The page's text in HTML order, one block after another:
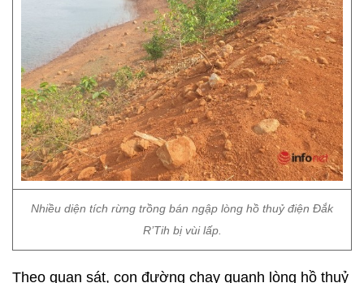
Nhiều diện tích rừng trồng bán ngập lòng hồ thuỷ điện Đắk
R’Tih bị vùi lấp.
Theo quan sát, con đường chạy quanh lòng hồ thuỷ